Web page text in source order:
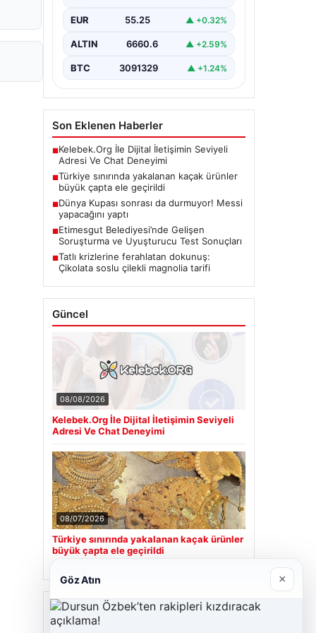
kontrollerinde, piyasa değeri
büyük…
EUR 55.25 ▲ +0.32%
ALTIN 6660.6 ▲ +2.59%
BTC 3091329 ▲ +1.24%
Son Eklenen Haberler
■Kelebek.Org İle Dijital İletişimin Seviyeli
Adresi Ve Chat Deneyimi
■Türkiye sınırında yakalanan kaçak ürünler
büyük çapta ele geçirildi
■Dünya Kupası sonrası da durmuyor! Messi
yapacağını yaptı
■Etimesgut Belediyesi’nde Gelişen
Soruşturma ve Uyuşturucu Test Sonuçları
■Tatlı krizlerine ferahlatan dokunuş:
Çikolata soslu çilekli magnolia tarifi
Güncel
08/08/2026
Kelebek.Org İle Dijital İletişimin Seviyeli
Adresi Ve Chat Deneyimi
08/07/2026
Türkiye sınırında yakalanan kaçak ürünler
büyük çapta ele geçirildi
Son Eklenen Firmalar
Göz Atın ×